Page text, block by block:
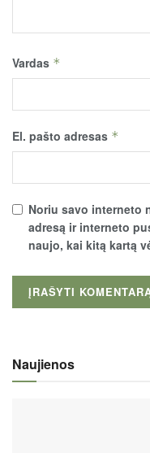
Vardas *
El. pašto adresas *
Noriu savo interneto
adresą ir interneto
naujo, kai kitą kartą
Naujienos